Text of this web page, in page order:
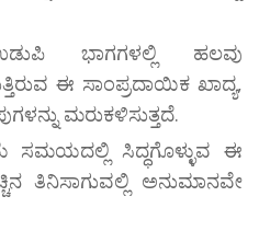
ಭಾಗಗಳಲ್ಲಿ ಹಲವು
ಈ ಸಾಂಪ್ರದಾಯಿಕ ಖಾದ್ಯ,
ಮರುಕಳಿಸುತ್ತದೆ.
ಸಿದ್ಧಗೊಳ್ಳುವ ಈ
ತಿನಿಸಾಗುವಲ್ಲಿ ಅನುಮಾನವೇ